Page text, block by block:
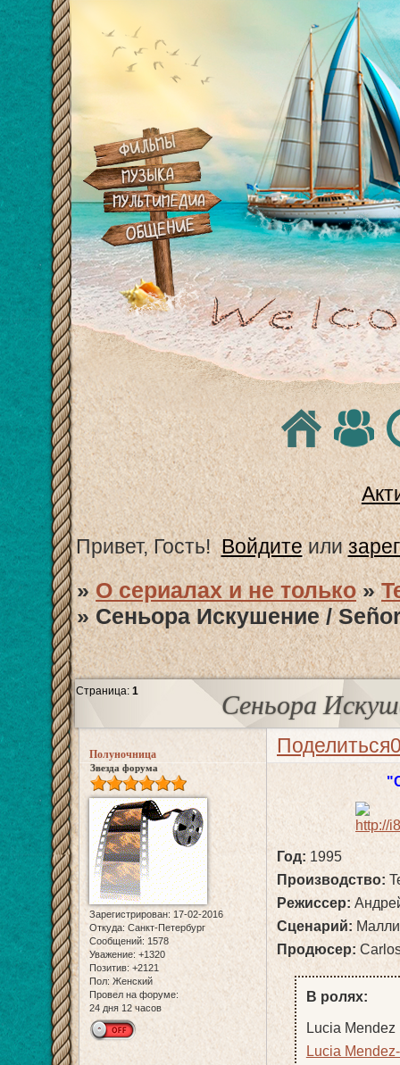
Привет, Гость! Войдитеили
»О сериалах и не только »
»Сеньора Искушение /
Сеньора
Страница:1
Поделиться
Полуночница
Звезда форума
Зарегистрирован: 17-02-2016
Откуда: Санкт-Петербург
Сообщений: 1578
Уважение: +1320
Позитив: +2121
Пол: Женский
Провел на форуме:
24 дня 12 часов
Год: 1995
Производство:
Режиссер:
Сценарий:
Продюсер:
В ролях:
Lucia
Lucia